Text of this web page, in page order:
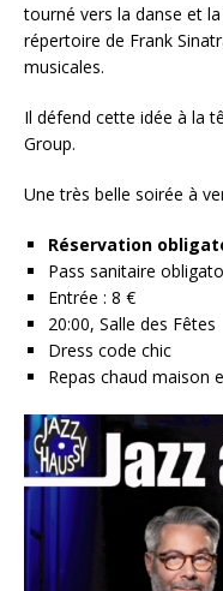
tourné vers la danse et
répertoire de Frank
musicales.
Il défend cette idée à la
Group.
Une très belle soirée à
Réservation
Pass sanitaire
Entrée : 8 €
20:00, Salle des Fêtes
Dress code chic
Repas chaud maison